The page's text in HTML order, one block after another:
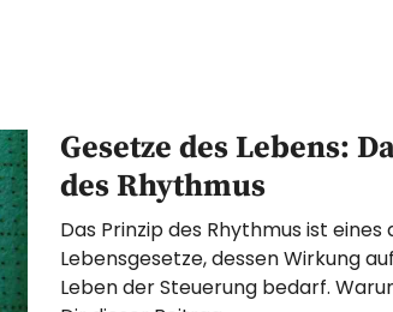
Gesetze des Lebens:
des Rhythmus
Das Prinzip des Rhythmus ist
Lebensgesetze, dessen Wirkung
Leben der Steuerung bedarf.